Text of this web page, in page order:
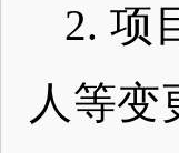
2. 项
人等